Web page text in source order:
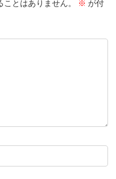
とはありません。 ※ が付